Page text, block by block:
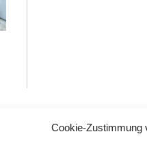
Cookie-Zustimmung